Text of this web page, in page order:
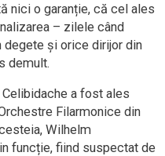
nici o garanție, că cel ales
– zilele când
degete și orice dirijor din
demult.
a fost ales
Filarmonice din
Wilhelm
funcție, fiind suspectat de